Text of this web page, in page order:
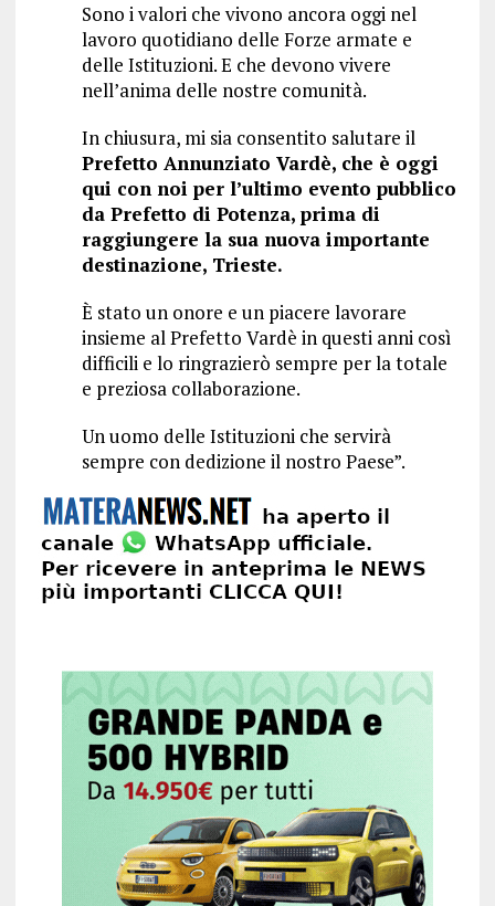
Sono i valori che vivono ancora oggi nel
lavoro quotidiano delle Forze armate e
delle Istituzioni. E che devono vivere
nell’anima delle nostre comunità.
In chiusura, mi sia consentito salutare il
Prefetto Annunziato Vardè, che è oggi
qui con noi per l’ultimo evento pubblico
da Prefetto di Potenza, prima di
raggiungere la sua nuova importante
destinazione, Trieste.
È stato un onore e un piacere lavorare
insieme al Prefetto Vardè in questi anni così
difficili e lo ringrazierò sempre per la totale
e preziosa collaborazione.
Un uomo delle Istituzioni che servirà
sempre con dedizione il nostro Paese”.